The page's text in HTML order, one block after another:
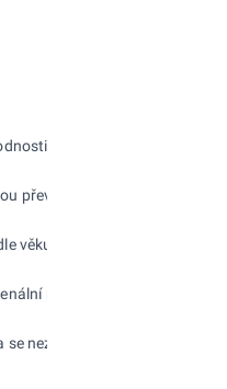
žen podle věku stejné po
převzaty z údajů Ústavu
věku po celé období zůstaly
revize (MKN-10), platné
nezmění řád vymírání,